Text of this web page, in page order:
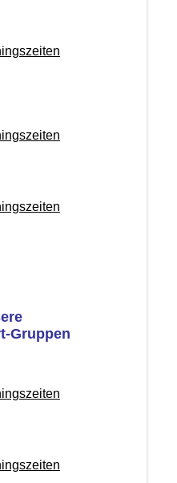
Gruppen